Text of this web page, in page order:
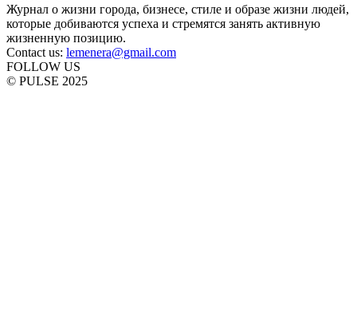
Журнал о жизни города, бизнесе, стиле и образе жизни людей,
которые добиваются успеха и стремятся занять активную
жизненную позицию.
Contact us: lemenera@gmail.com
FOLLOW US
© PULSE 2025